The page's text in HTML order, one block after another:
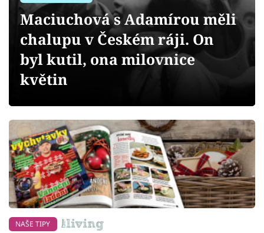
Přihlášení
Sledujte nás
Maciuchová s Adamírou měli
chalupu v Českém ráji. On
byl kutil, ona milovnice
květin
NAŠE TIPY